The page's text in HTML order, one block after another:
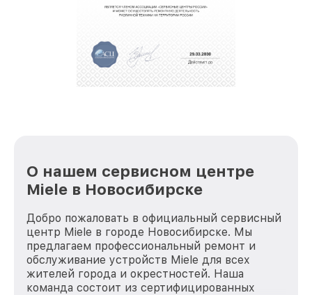
О нашем сервисном центре
Miele в Новосибирске
Добро пожаловать в официальный сервисный
центр Miele в городе Новосибирске. Мы
предлагаем профессиональный ремонт и
обслуживание устройств Miele для всех
жителей города и окрестностей. Наша
команда состоит из сертифицированных